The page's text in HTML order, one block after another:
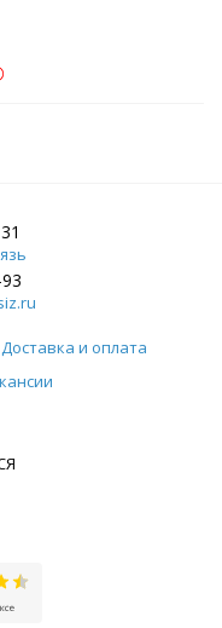
Доставка и оплата